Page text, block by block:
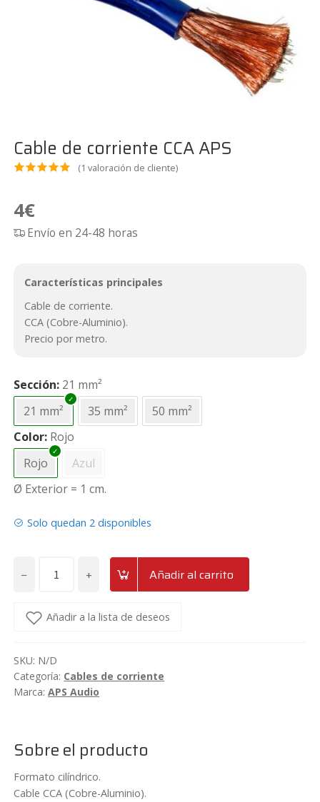
Cable de corriente CCA APS
do
sobre 5
basado
cliente
(1 valoración de cliente)
4€
Envío en 24-48 horas
Características principales
Cable de corriente.
CCA (Cobre-Aluminio).
Precio por metro.
Sección 21 mm²
21 mm²
35 mm²
50 mm²
Color Rojo
Rojo
Azul
Ø Exterior = 1 cm.
Solo quedan 2 disponibles
−
corriente
APS
cantidad
+ Añadir al carrito
Añadir a la lista de deseos
SKU: N/D
Categoría: Cables de corriente
Marca:APS Audio
Sobre el producto
Formato cilíndrico.
Cable CCA (Cobre-Aluminio).